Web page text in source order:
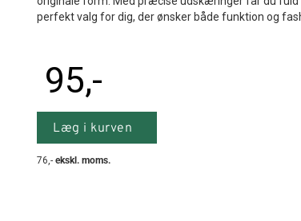
perfekt valg for dig, der ønsker både funktion og
95,-
Læg i kurven
76,- ekskl. moms.